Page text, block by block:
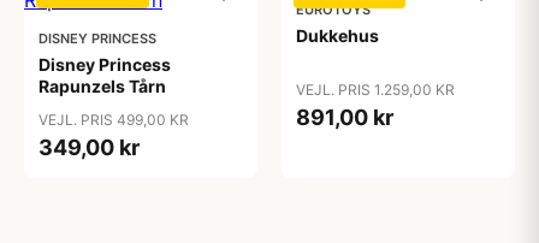
DISNEY PRINCESS
Disney Princess
Rapunzels Tårn
VEJL. PRIS 499,00 KR
349,00 kr
EUROTOYS
Dukkehus
VEJL. PRIS 1.259,00 KR
891,00 kr